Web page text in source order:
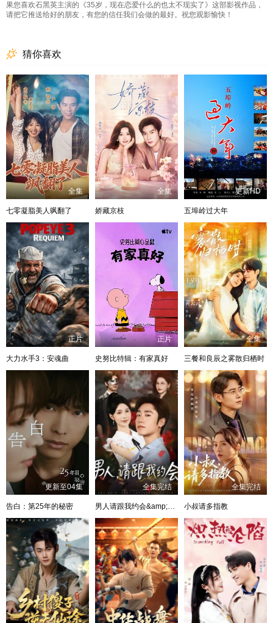
果您喜欢石黑英主演的《35岁，现在恋爱什么的也太不现实了》这部影视作品，
请把它推送给好的朋友，有您的信任我们会做的最好。祝您观影愉快！
猜你喜欢
全集
七零凝脂美人飒翻了
全集
娇藏京枝
更新HD
五埠岭过大年
正片
大力水手3：安魂曲
正片
史努比特辑：有家真好
全集
三餐和良辰之雾散归栖时
更新至04集
告白：第25年的秘密
全集完结
男人请跟我约会&amp;当我决定凭实力单身
全集完结
小叔请多指教